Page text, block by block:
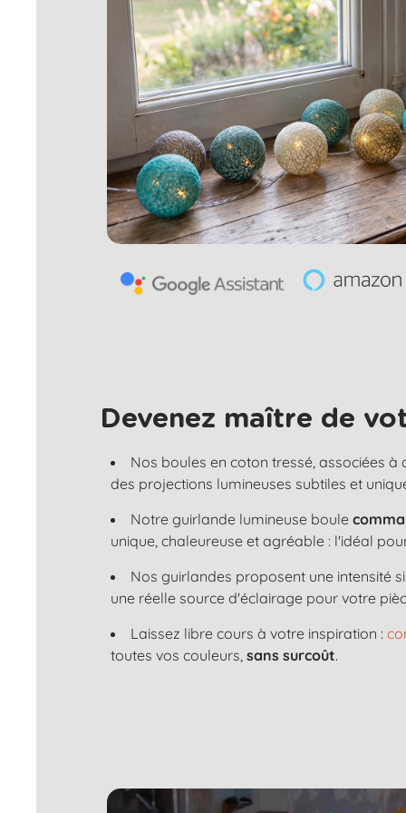
Devenez maître de
Nos boules en coton tressé, associées à
des projections lumineuses subtiles et
Notre guirlande lumineuse boule
unique, chaleureuse et agréable : l'idéal
Nos guirlandes proposent une intensité
une réelle source d'éclairage pour votre
Laissez libre cours à votre inspiration :
toutes vos couleurs, sans surcoût.